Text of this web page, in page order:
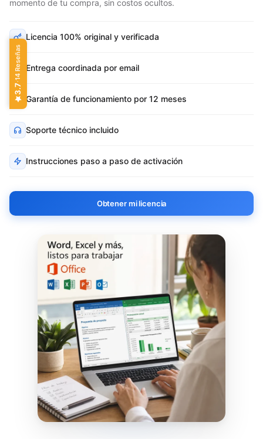
3.7
·
14 Reseñas
momento de tu compra, sin costos ocultos.
Licencia 100% original y verificada
Entrega coordinada por email
Garantía de funcionamiento por 12 meses
Soporte técnico incluido
Instrucciones paso a paso de activación
Obtener mi licencia